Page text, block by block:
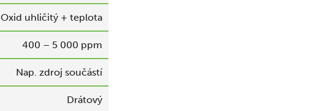
Oxid uhličitý + teplota
400 – 5 000 ppm
Nap. zdroj součástí
Drátový